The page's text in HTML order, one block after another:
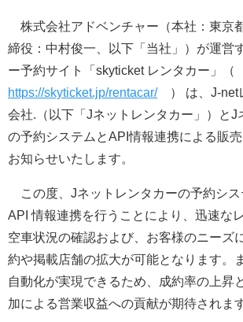
株式会社アドベンチャー（本社：東京
締役：中村俊一、以下「当社」）が運営
ー予約サイト「skyticket レンタカー」（
https://skyticket.jp/rentacar/） は、J-net
会社.（以下「Jネットレンタカー」）とJ
の予約システムとAPI情報連携による販
お知らせいたします。
この度、Jネットレンタカーの予約シ
API 情報連携を行うことにより、迅速な
空車状況の確認および、お客様のニーズ
約や掲載店舗の拡大が可能となります。
自動化が実現できるため、成約率の上昇
加による営業収益への貢献が期待されます